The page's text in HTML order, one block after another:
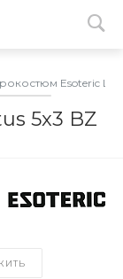
Esoteric
5x3 BZ